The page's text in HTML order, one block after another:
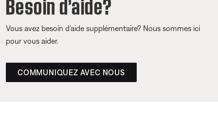
Vous avez besoin d’aide supplémentaire? Nous sommes ici
pour vous aider.
COMMUNIQUEZ AVEC NOUS